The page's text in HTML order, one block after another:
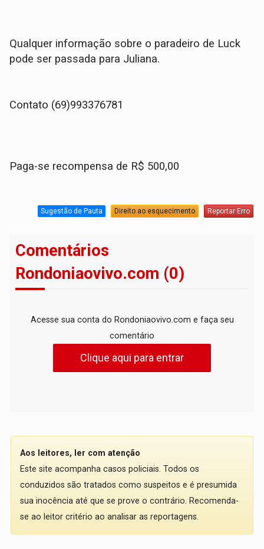
Qualquer informação sobre o paradeiro de Luck
pode ser passada para Juliana.
Contato (69)993376781
Paga-se recompensa de R$ 500,00
Sugestão de Pauta Direito ao esquecimento Reportar Erro
Comentários
Rondoniaovivo.com (0)
Acesse sua conta do Rondoniaovivo.com e faça seu
comentário
Clique aqui para entrar
Aos leitores, ler com atenção
Este site acompanha casos policiais. Todos os
conduzidos são tratados como suspeitos e é presumida
sua inocência até que se prove o contrário. Recomenda-
se ao leitor critério ao analisar as reportagens.